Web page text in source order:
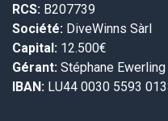
RCS: B207739
Société: DiveWinns Sàrl
Capital: 12.500€
Gérant: Stéphane Ewerling
IBAN: LU44 0030 5593